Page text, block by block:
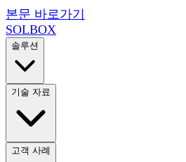
본문 바로가기
SOLBOX
솔루션
기술 자료
고객 사례